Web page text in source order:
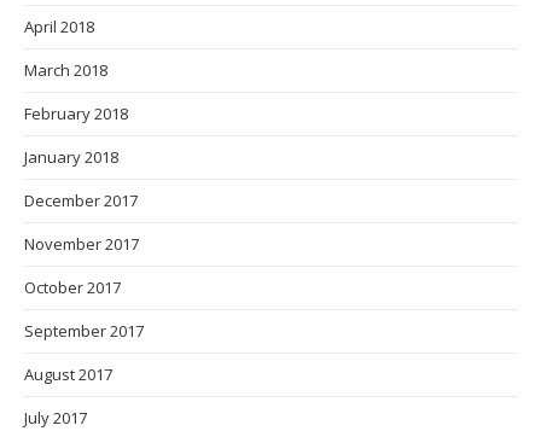
April 2018
March 2018
February 2018
January 2018
December 2017
November 2017
October 2017
September 2017
August 2017
July 2017